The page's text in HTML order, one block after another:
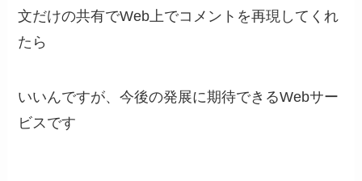
文だけの共有でWeb上でコメントを再現してくれ
たら
いいんですが、今後の発展に期待できるWebサー
ビスです